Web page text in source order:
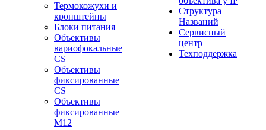
Термокожухи и
кронштейны
Блоки питания
Объективы
вариофокальные
CS
Объективы
фиксированные
CS
Объективы
фиксированные
М12
Структура
Названий
Сервисный
центр
Техподдержка